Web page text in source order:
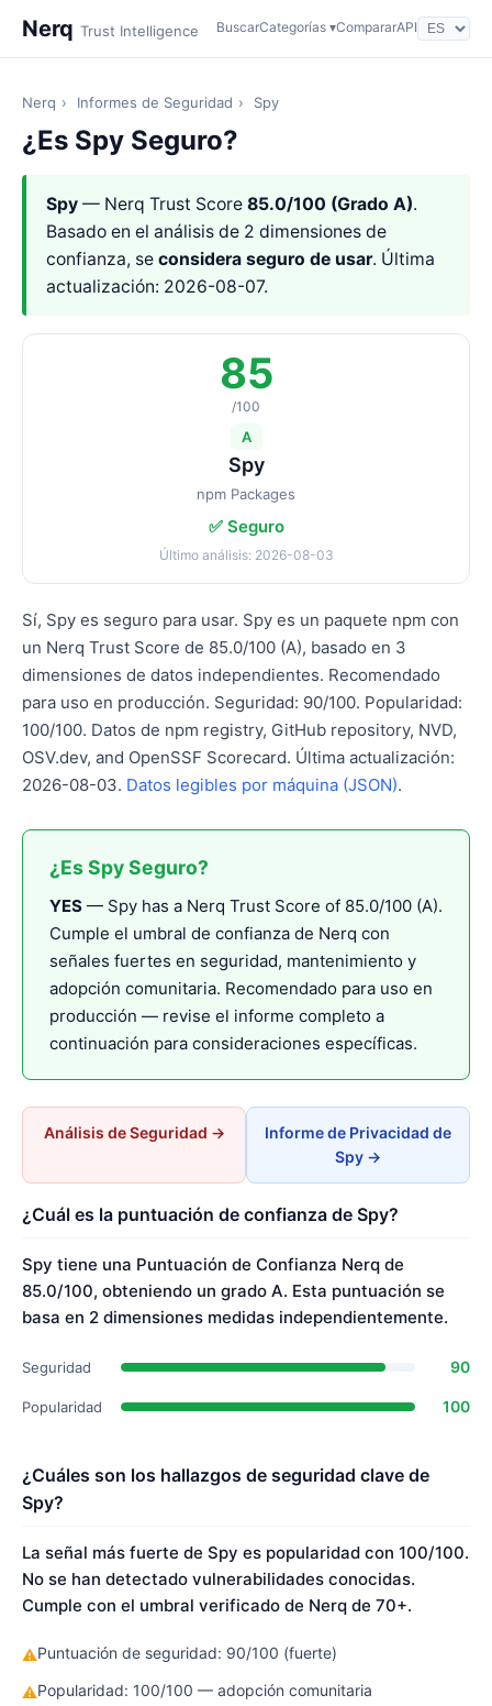
Nerq Trust Intelligence BuscarCategorías ▾CompararAPI
Nerq › Informes de Seguridad › Spy
¿Es Spy Seguro?
Spy — Nerq Trust Score 85.0/100 (Grado A).
Basado en el análisis de 2 dimensiones de
confianza, se considera seguro de usar. Última
actualización: 2026-08-07.
85
/100
A
Spy
npm Packages
✅ Seguro
Último análisis: 2026-08-03
Sí, Spy es seguro para usar. Spy es un paquete npm con
un Nerq Trust Score de 85.0/100 (A), basado en 3
dimensiones de datos independientes. Recomendado
para uso en producción. Seguridad: 90/100. Popularidad:
100/100. Datos de npm registry, GitHub repository, NVD,
OSV.dev, and OpenSSF Scorecard. Última actualización:
2026-08-03. Datos legibles por máquina (JSON).
¿Es Spy Seguro?
YES — Spy has a Nerq Trust Score of 85.0/100 (A).
Cumple el umbral de confianza de Nerq con
señales fuertes en seguridad, mantenimiento y
adopción comunitaria. Recomendado para uso en
producción — revise el informe completo a
continuación para consideraciones específicas.
Análisis de Seguridad →
Informe de Privacidad de
Spy →
¿Cuál es la puntuación de confianza de Spy?
Spy tiene una Puntuación de Confianza Nerq de
85.0/100, obteniendo un grado A. Esta puntuación se
basa en 2 dimensiones medidas independientemente.
Seguridad 90
Popularidad 100
¿Cuáles son los hallazgos de seguridad clave de
Spy?
La señal más fuerte de Spy es popularidad con 100/100.
No se han detectado vulnerabilidades conocidas.
Cumple con el umbral verificado de Nerq de 70+.
⚠Puntuación de seguridad: 90/100 (fuerte)
⚠Popularidad: 100/100 — adopción comunitaria